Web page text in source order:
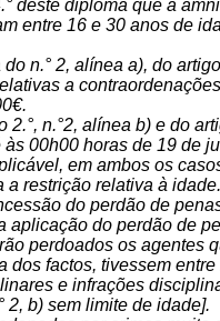
deste diploma que a
entre 16 e 30 anos de
n.° 2, alínea a), do
a
n.°2, alínea b) e do
00h00 horas de 19 de
em ambos os
a restrição relativa à idade.
do perdão de
do perdão de
perdoados os agentes
factos, tivessem
e infrações
2, b) sem limite de idade].